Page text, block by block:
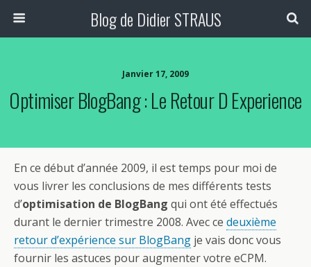
Blog de Didier STRAUS
Janvier 17, 2009
Optimiser BlogBang : Le Retour D Experience
En ce début d’année 2009, il est temps pour moi de
vous livrer les conclusions de mes différents tests
d’optimisation de BlogBang qui ont été effectués
durant le dernier trimestre 2008. Avec ce deuxième
retour d’expérience sur BlogBang je vais donc vous
fournir les astuces pour augmenter votre eCPM.